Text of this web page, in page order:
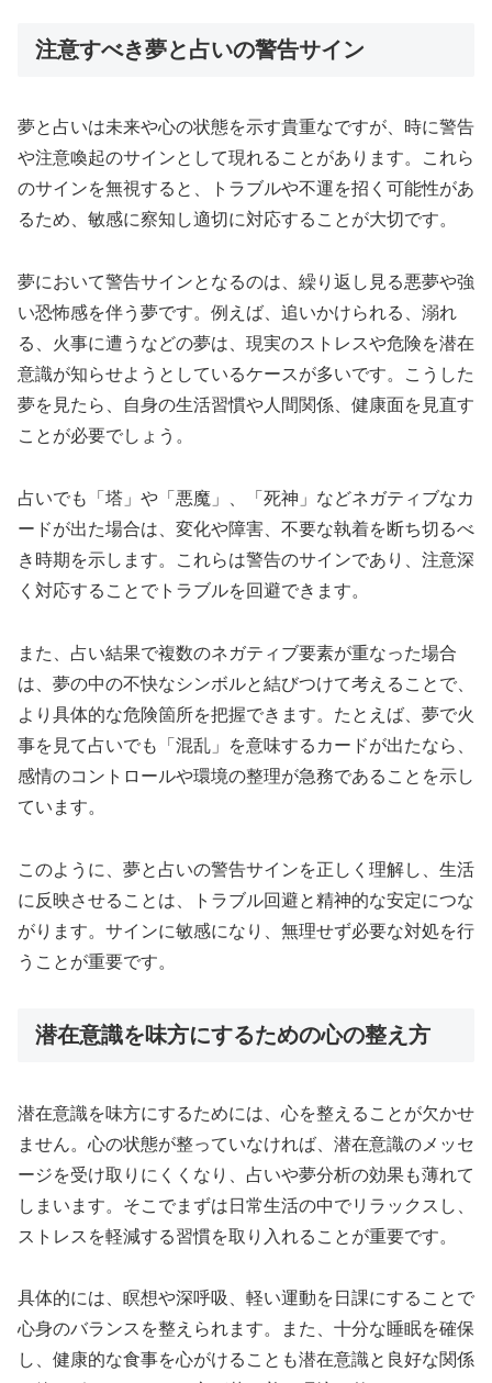
注意すべき夢と占いの警告サイン
夢と占いは未来や心の状態を示す貴重なですが、時に警告
や注意喚起のサインとして現れることがあります。これら
のサインを無視すると、トラブルや不運を招く可能性があ
るため、敏感に察知し適切に対応することが大切です。
夢において警告サインとなるのは、繰り返し見る悪夢や強
い恐怖感を伴う夢です。例えば、追いかけられる、溺れ
る、火事に遭うなどの夢は、現実のストレスや危険を潜在
意識が知らせようとしているケースが多いです。こうした
夢を見たら、自身の生活習慣や人間関係、健康面を見直す
ことが必要でしょう。
占いでも「塔」や「悪魔」、「死神」などネガティブなカ
ードが出た場合は、変化や障害、不要な執着を断ち切るべ
き時期を示します。これらは警告のサインであり、注意深
く対応することでトラブルを回避できます。
また、占い結果で複数のネガティブ要素が重なった場合
は、夢の中の不快なシンボルと結びつけて考えることで、
より具体的な危険箇所を把握できます。たとえば、夢で火
事を見て占いでも「混乱」を意味するカードが出たなら、
感情のコントロールや環境の整理が急務であることを示し
ています。
このように、夢と占いの警告サインを正しく理解し、生活
に反映させることは、トラブル回避と精神的な安定につな
がります。サインに敏感になり、無理せず必要な対処を行
うことが重要です。
潜在意識を味方にするための心の整え方
潜在意識を味方にするためには、心を整えることが欠かせ
ません。心の状態が整っていなければ、潜在意識のメッセ
ージを受け取りにくくなり、占いや夢分析の効果も薄れて
しまいます。そこでまずは日常生活の中でリラックスし、
ストレスを軽減する習慣を取り入れることが重要です。
具体的には、瞑想や深呼吸、軽い運動を日課にすることで
心身のバランスを整えられます。また、十分な睡眠を確保
し、健康的な食事を心がけることも潜在意識と良好な関係